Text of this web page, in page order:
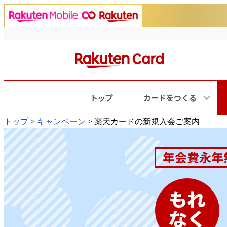
トップ カードをつくる
トップ> キャンペーン > 楽天カードの新規入会ご案内